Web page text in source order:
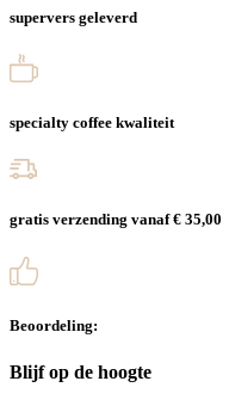
supervers geleverd
specialty coffee kwaliteit
gratis verzending vanaf € 35,00
Beoordeling:
Blijf op de hoogte